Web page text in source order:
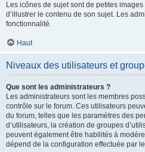
Les icônes de sujet sont de petites
d’illustrer le contenu de son sujet. Les
fonctionnalité.
Haut
Niveaux des utilisateurs et
Que sont les administrateurs ?
Les administrateurs sont les membres
contrôle sur le forum. Ces utilisateurs
du forum, telles que les paramètres des
d’utilisateurs, la création de groupes
peuvent également être habilités à
dépend de la configuration effectuée par